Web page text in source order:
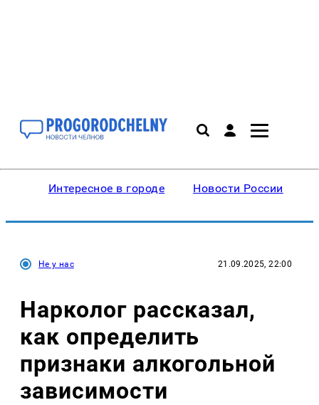
Интересное в городе Новости России
Не у нас 21.09.2025, 22:00
Нарколог рассказал,
как определить
признаки алкогольной
зависимости